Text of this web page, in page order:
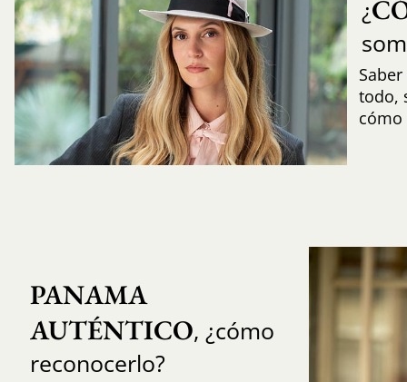
¿
todo,
cómo
PANAMA
AUTÉNTICO, ¿cómo
reconocerlo?